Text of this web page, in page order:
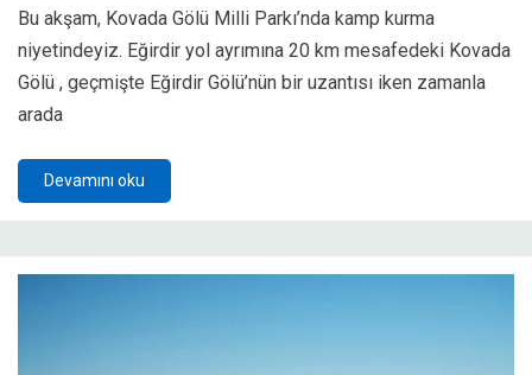
Bu akşam, Kovada Gölü Milli Parkı’nda kamp kurma
niyetindeyiz. Eğirdir yol ayrımına 20 km mesafedeki Kovada
Gölü , geçmişte Eğirdir Gölü’nün bir uzantısı iken zamanla
arada
Devamını oku